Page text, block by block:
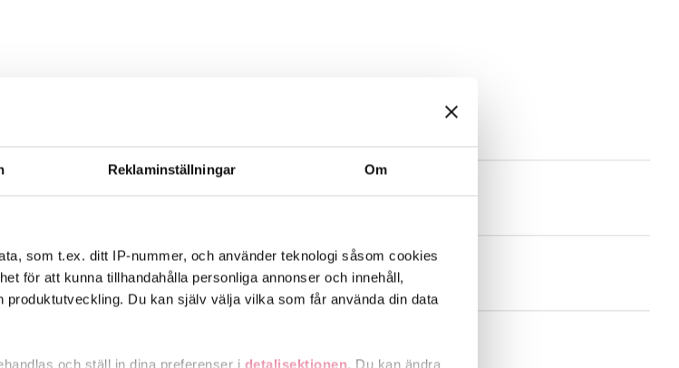
Reklaminställningar Om
som t.ex. ditt IP-nummer, och använder teknologi såsom cookies
för att kunna tillhandahålla personliga annonser och innehåll,
Du kan själv välja vilka som får använda din data
och ställ in dina preferenser i detaljsektionen. Du kan ändra
beredskap under drönarhot